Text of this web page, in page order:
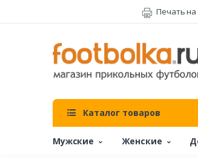
Печать на
Каталог товаров
Мужские Женские